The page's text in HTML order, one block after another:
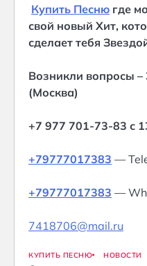
Купить Песню где
свой новый Хит,
сделает тебя
Возникли вопросы
(Москва)
+7 977 701-73-83 с
+79777017383 —
+79777017383 —
7418706@mail.ru
КУПИТЬ ПЕСНЮ НОВОСТИ